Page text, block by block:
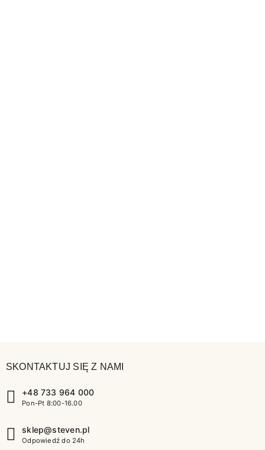
SKONTAKTUJ SIĘ Z NAMI
+48 733 964 000
Pon-Pt 8:00-16.00
sklep@steven.pl
Odpowiedź do 24h